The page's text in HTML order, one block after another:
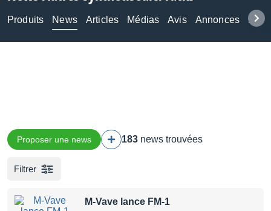
Produits News Articles Médias Avis Annonces
Proposer une news 183 news trouvées
Filtrer
M-Vave lance FM-1